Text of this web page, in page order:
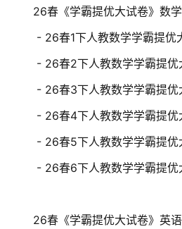
26春《学霸提优大试卷》数
- 26春1下人教数学学霸提优
- 26春2下人教数学学霸提
- 26春3下人教数学学霸提
- 26春4下人教数学学霸提
- 26春5下人教数学学霸提
- 26春6下人教数学学霸提
26春《学霸提优大试卷》英